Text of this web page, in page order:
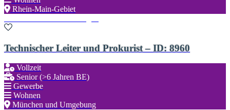
Rhein-Main-Gebiet
Technischer Leiter und Prokurist – ID: 8960
Vollzeit
Senior (>6 Jahren BE)
Gewerbe
Wohnen
München und Umgebung